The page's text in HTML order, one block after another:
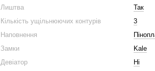
Лиштва
Так
Кількість ущільнюючих контурів
3
Наповнення
Замки
Kale
Девіатор
Ні